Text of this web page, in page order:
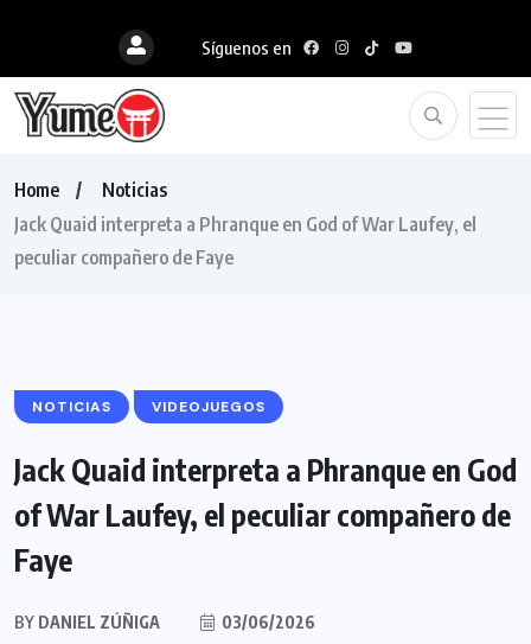
Síguenos en
Home
Noticias
Jack Quaid interpreta a Phranque en God of War Laufey, el
peculiar compañero de Faye
NOTICIAS VIDEOJUEGOS
Jack Quaid interpreta a Phranque en God
of War Laufey, el peculiar compañero de
Faye
BY DANIEL ZÚÑIGA
03/06/2026